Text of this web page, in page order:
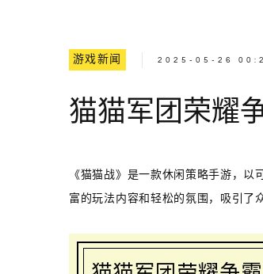
游戏新闻 2025-05-26
猫猫军团荣耀
《猫猫战》是一款休闲策略手游，
富的玩法内容和轻松的氛围，吸引了